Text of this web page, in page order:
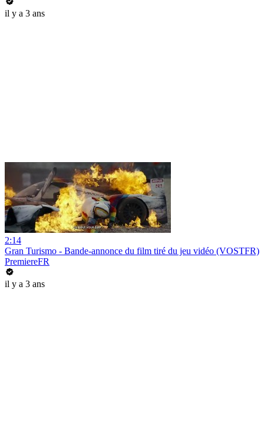
il y a 3 ans
2:14
Gran Turismo - Bande-annonce du film tiré du jeu vidéo (VOSTFR)
PremiereFR
il y a 3 ans